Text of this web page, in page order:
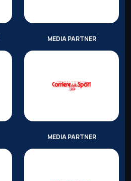
MEDIA PARTNER
MEDIA PARTNER